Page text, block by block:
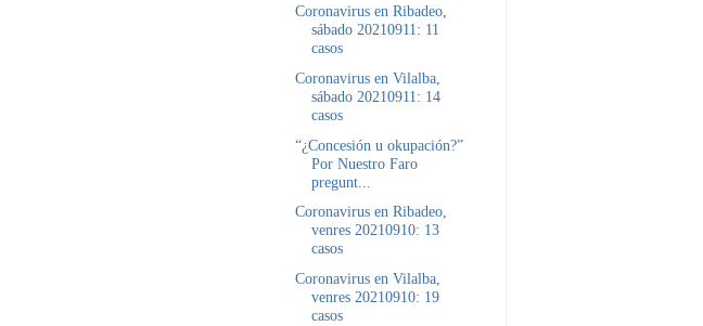
Coronavirus en Ribadeo,
sábado 20210911: 11
casos
Coronavirus en Vilalba,
sábado 20210911: 14
casos
“¿Concesión u okupación?”
Por Nuestro Faro
pregunt...
Coronavirus en Ribadeo,
venres 20210910: 13
casos
Coronavirus en Vilalba,
venres 20210910: 19
casos